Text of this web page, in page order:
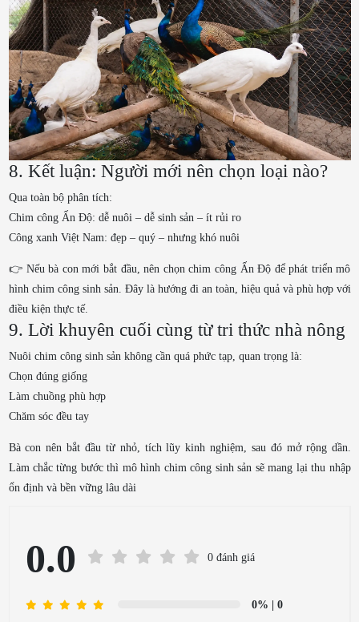
8. Kết luận: Người mới nên chọn loại nào?
Qua toàn bộ phân tích:
Chim công Ấn Độ: dễ nuôi – dễ sinh sản – ít rủi ro
Công xanh Việt Nam: đẹp – quý – nhưng khó nuôi
👉 Nếu bà con mới bắt đầu, nên chọn chim công Ấn Độ để phát triển mô
hình chim công sinh sản. Đây là hướng đi an toàn, hiệu quả và phù hợp với
điều kiện thực tế.
9. Lời khuyên cuối cùng từ tri thức nhà nông
Nuôi chim công sinh sản không cần quá phức tạp, quan trọng là:
Chọn đúng giống
Làm chuồng phù hợp
Chăm sóc đều tay
Bà con nên bắt đầu từ nhỏ, tích lũy kinh nghiệm, sau đó mở rộng dần.
Làm chắc từng bước thì mô hình chim công sinh sản sẽ mang lại thu nhập
ổn định và bền vững lâu dài
0.0 0 đánh giá
0% | 0